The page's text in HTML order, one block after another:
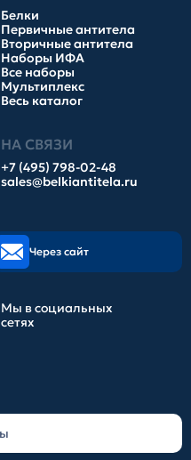
Белки
Первичные антитела
Вторичные антитела
Наборы ИФА
Все наборы
Мультиплекс
Весь каталог
НА СВЯЗИ
+7 (495) 798-02-48
sales@belkiantitela.ru
Через сайт
Мы в социальных
сетях